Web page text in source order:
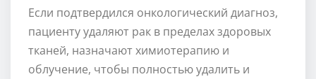
Если подтвердился онкологический диагноз,
пациенту удаляют рак в пределах здоровых
тканей, назначают химиотерапию и
облучение, чтобы полностью удалить и